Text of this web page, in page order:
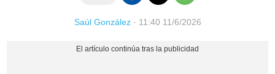
Saúl González· 11:40 11/6/2026